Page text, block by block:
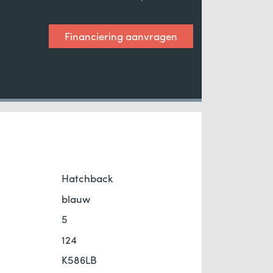
Financiering aanvragen
Hatchback
blauw
5
124
K586LB